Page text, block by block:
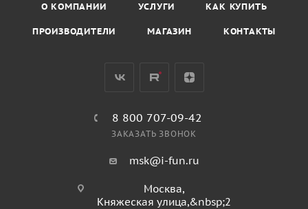
О КОМПАНИИ УСЛУГИ КАК КУПИТЬ
ПРОИЗВОДИТЕЛИ МАГАЗИН КОНТАКТЫ
8 800 707-09-42
ЗАКАЗАТЬ ЗВОНОК
msk@i-fun.ru
Москва,
Княжеская улица,&nbsp;2